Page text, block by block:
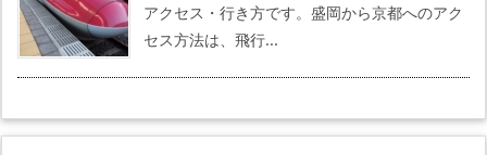
アクセス・行き方です。盛岡から京都へのアク
セス方法は、飛行...